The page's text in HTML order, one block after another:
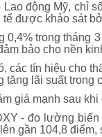
Lao động Mỹ, chỉ
tế được khảo sát
0,4% trong tháng
bảo cho nền
các tín hiệu cho
tăng lãi suất trong
giá mạnh sau khi
- đo lường biến
gần 104,8